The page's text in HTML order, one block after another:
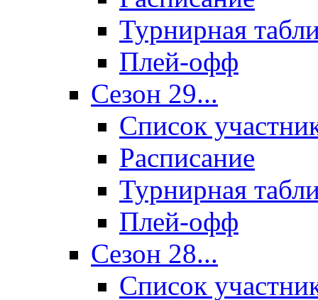
Турнирная
Плей-офф
Сезон 29...
Список
Расписание
Турнирная
Плей-офф
Сезон 28...
Список